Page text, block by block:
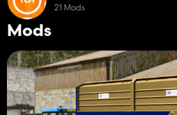
Mods
21 Mods